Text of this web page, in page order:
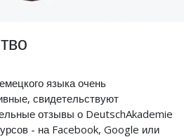
языка очень
свидетельствуют
отзывы о DeutschAkademie
- на Facebook, Google или